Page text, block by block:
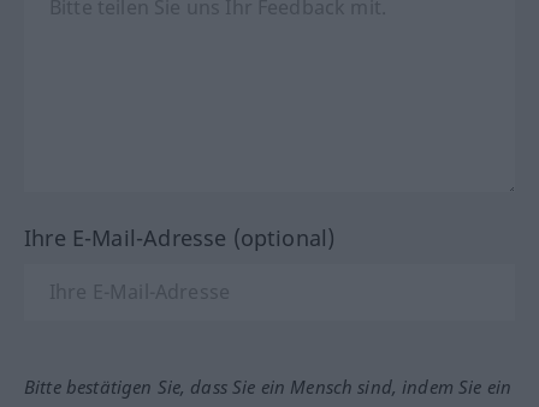
Ihre E-Mail-Adresse (optional)
Bitte bestätigen Sie, dass Sie ein Mensch sind, indem Sie ein